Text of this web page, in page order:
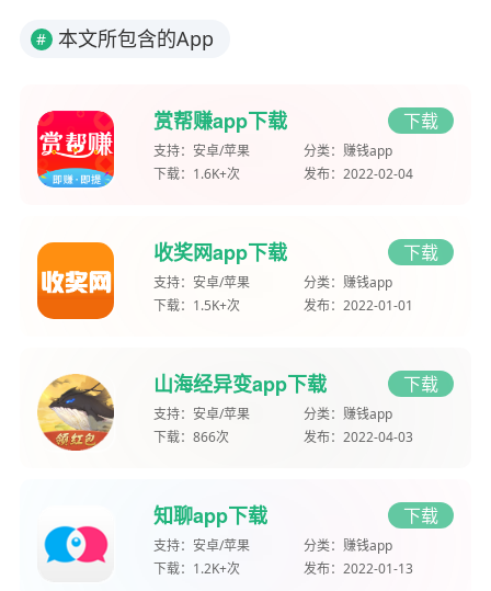
# 本文所包含的App
赏帮赚app下载 下载
支持： 安卓/苹果 分类： 赚钱app
下载： 1.6K+次 发布： 2022-02-04
收奖网app下载 下载
支持： 安卓/苹果 分类： 赚钱app
下载： 1.5K+次 发布： 2022-01-01
山海经异变app下载 下载
支持： 安卓/苹果 分类： 赚钱app
下载： 866次 发布： 2022-04-03
知聊app下载 下载
支持： 安卓/苹果 分类： 赚钱app
下载： 1.2K+次 发布： 2022-01-13